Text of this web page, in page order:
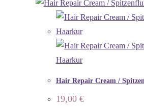
Hair Repair Cream /
19,00 €